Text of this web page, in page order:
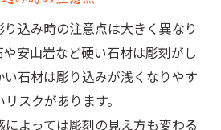
込み時の注意点は大きく異なり
安山岩など硬い石材は彫刻がし
石材は彫り込みが浅くなりやす
スクがあります。
よっては彫刻の見え方も変わる